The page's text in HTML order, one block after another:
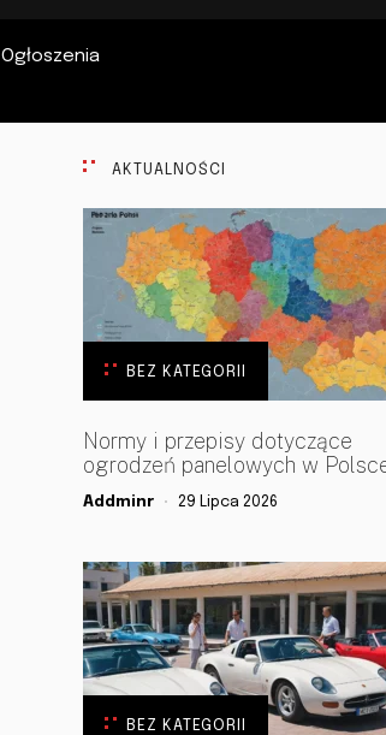
Ogłoszenia
AKTUALNOŚCI
BEZ KATEGORII
Normy i przepisy dotyczące
ogrodzeń panelowych w
Addminr 29 Lipca 2026
BEZ KATEGORII